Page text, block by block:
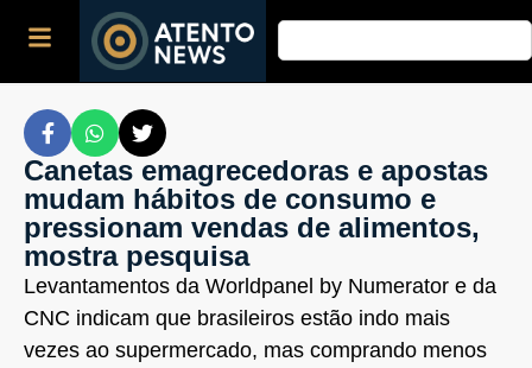
Canetas emagrecedoras e apostas
mudam hábitos de consumo e
pressionam vendas de alimentos,
mostra pesquisa
Levantamentos da Worldpanel by Numerator e da
CNC indicam que brasileiros estão indo mais
vezes ao supermercado, mas comprando menos